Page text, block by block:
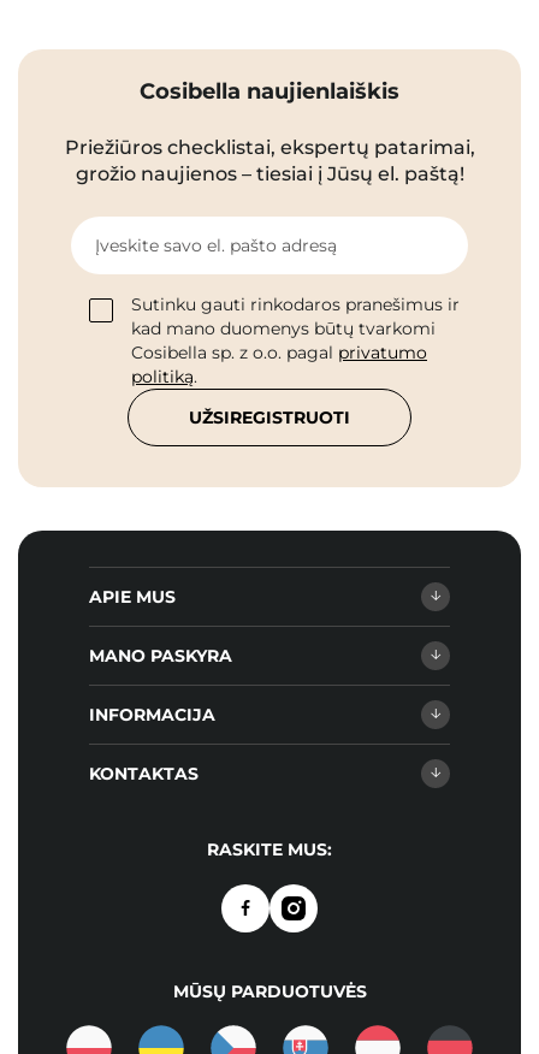
Cosibella naujienlaiškis
Priežiūros checklistai, ekspertų patarimai,
grožio naujienos – tiesiai į Jūsų el. paštą!
Įveskite savo el. pašto adresą
Sutinku gauti rinkodaros pranešimus ir
kad mano duomenys būtų tvarkomi
Cosibella sp. z o.o. pagal privatumo
politiką.
UŽSIREGISTRUOTI
APIE MUS
MANO PASKYRA
INFORMACIJA
KONTAKTAS
RASKITE MUS:
MŪSŲ PARDUOTUVĖS